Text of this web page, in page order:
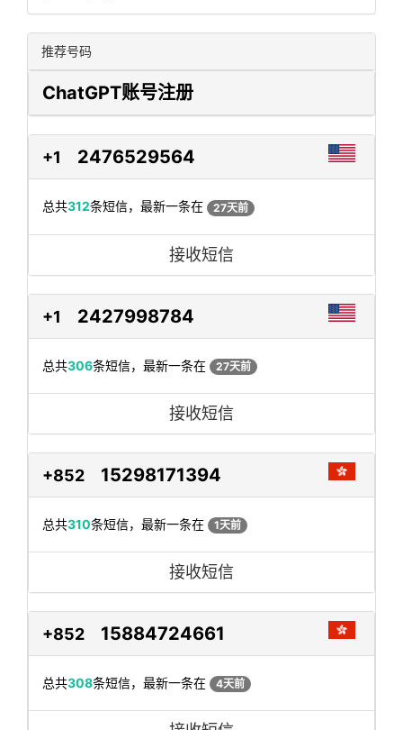
推荐号码
ChatGPT账号注册
+1 2476529564
总共312条短信，最新一条在 27天前
接收短信
+1 2427998784
总共306条短信，最新一条在 27天前
接收短信
+852 15298171394
总共310条短信，最新一条在 1天前
接收短信
+852 15884724661
总共308条短信，最新一条在 4天前